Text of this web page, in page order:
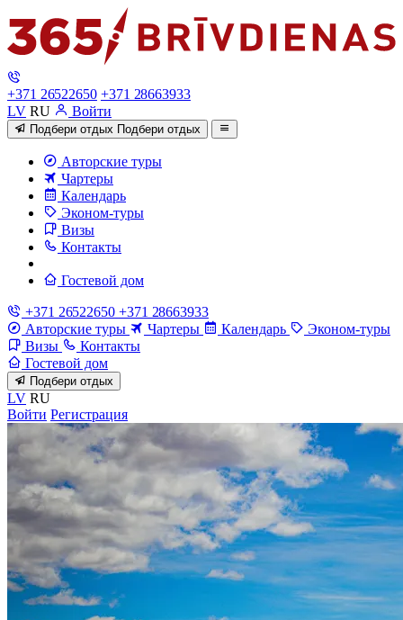
+371 26522650 +371 28663933
LV RU Войти
Подбери отдых Подбери отдых
Авторские туры
Чартеры
Календарь
Эконом-туры
Визы
Контакты
Гостевой дом
+371 26522650 +371 28663933
Авторские туры
Чартеры Календарь
Эконом-туры
Визы
Контакты
Гостевой дом
Подбери отдых
LV RU
Войти Регистрация